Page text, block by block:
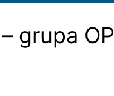
grupa